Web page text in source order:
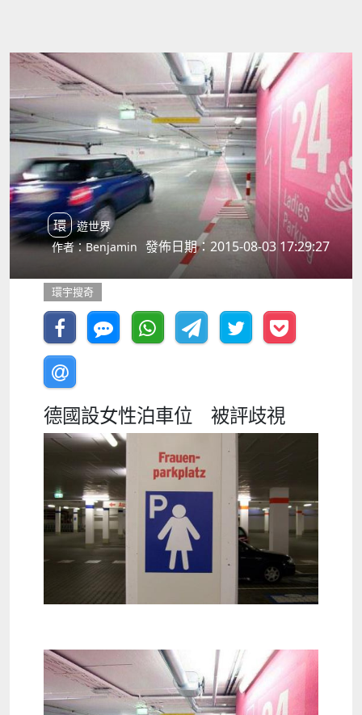
環遊世界
作者：Benjamin 發佈日期：2015-08-03 17:29:27
環宇搜奇
德國設女性泊車位 被評歧視